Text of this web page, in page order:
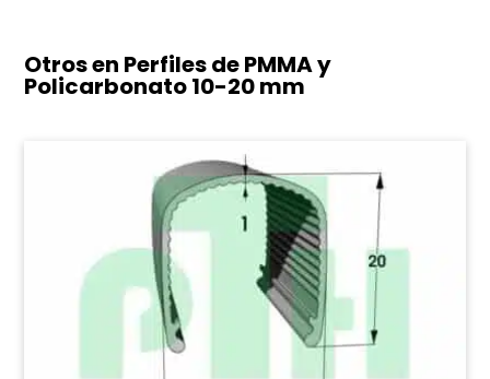
Otros en Perfiles de PMMA y
Policarbonato10-20 mm